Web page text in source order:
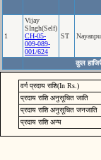
1
Vijay
SIngh(Self)
CH-05-
009-089-
001/624
ST
कुल
वर्ग प्रदाय राशि(In Rs.)
प्रदाय राशि अनुसूचित जाति
प्रदाय राशि अनुसूचित जनजाति
प्रदाय राशि अन्य